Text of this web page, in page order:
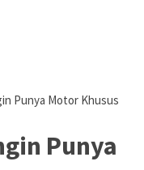
Punya Motor Khusus
Punya